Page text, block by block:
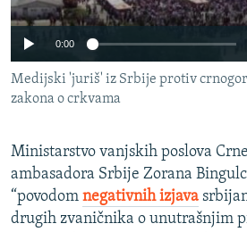
VIŠE OD NASLOVA
GENOCID U SREBRENICI
POPLAVE I KLIZIŠTA U BIH 2024.
POST SCRIPTUM
MOJA EVROPA
TRI DECENIJE OD RATA U BIH
PRATITE NAS
0:00
Medijski 'juriš' iz Srbije protiv
zakona o crkvama
Ministarstvo vanjskih poslova
ambasadora Srbije Zorana
“povodom negativnih izjava
drugih zvaničnika o unutrašnjim